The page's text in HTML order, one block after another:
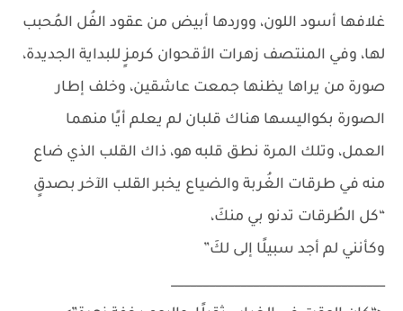
غلافها أسود اللون، ووردها أبيض من عقود الفُل المُحبب
لها، وفي المنتصف زهرات الأقحوان كرمزٍ للبداية الجديدة،
صورة من يراها يظنها جمعت عاشقين، وخلف إطار
الصورة بكواليسها هناك قلبان لم يعلم أيًا منهما
العمل، وتلك المرة نطق قلبه هو، ذاك القلب الذي ضاع
منه في طرقات الغُربة والضياع يخبر القلب الآخر بصدقٍ
“كل الطُرقات تدنو بي منكَ،
وكأنني لم أجد سبيلًا إلى لكَ”
__________________________________